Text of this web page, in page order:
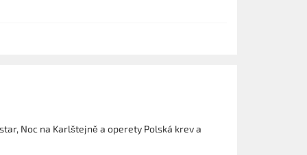
Noc na Karlštejně a operety Polská krev a